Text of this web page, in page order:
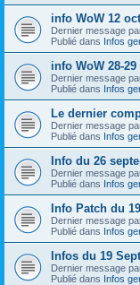
info WoW 12
Dernier message
Publié dans Infos
info WoW 28-
Dernier message
Publié dans Infos
Le dernier
Dernier message
Publié dans Infos
Info du 26
Dernier message
Publié dans Infos
Info Patch du
Dernier message
Publié dans Infos
Infos du 19
Dernier message
Publié dans Infos